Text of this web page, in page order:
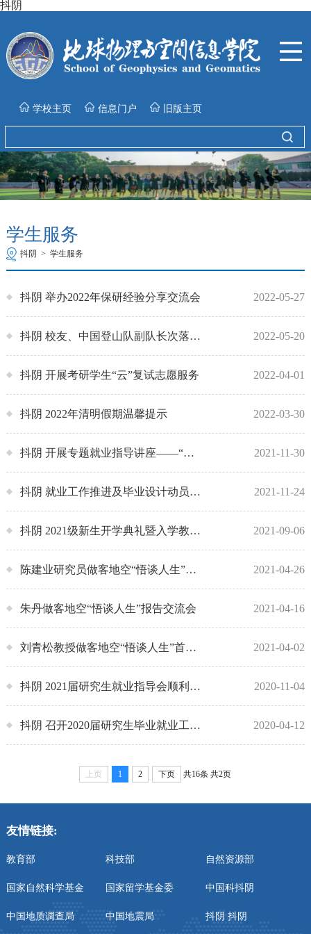
抖阴
学校主页 信息门户 旧版主页
学生服务
抖阴 > 学生服务
抖阴 举办2022年保研经验分享交流会 2022-05-27
抖阴 校友、中国登山队副队长次落回母校作报告 2022-05-20
抖阴 开展考研学生“云”复试志愿服务 2022-04-01
抖阴 2022年清明假期温馨提示 2022-03-30
抖阴 开展专题就业指导讲座——“面试技巧及无领导小组讨论” 2021-11-30
抖阴 就业工作推进及毕业设计动员会顺利举办 2021-11-24
​抖阴 2021级新生开学典礼暨入学教育大会举行 2021-09-06
陈建业研究员做客地空“悟谈人生”报告交流会 2021-04-26
朱丹做客地空“悟谈人生”报告交流会 2021-04-16
刘青松教授做客地空“悟谈人生”首期报告交流会 2021-04-02
抖阴 2021届研究生就业指导会顺利举行 2020-11-04
抖阴 召开2020届研究生毕业就业工作线上交流会 2020-04-12
上页 1 2 下页 共16条 共2页
友情链接:
教育部 科技部 自然资源部
国家自然科学基金 国家留学基金委 中国科抖阴
中国地质调查局 中国地震局 抖阴 抖阴